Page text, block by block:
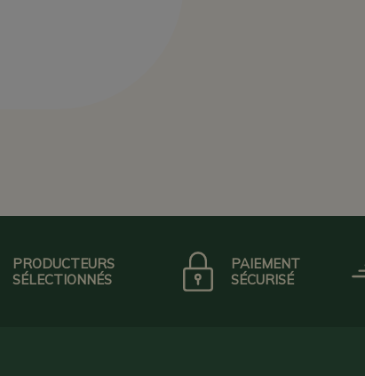
PRODUCTEURS
SÉLECTIONNÉS
PAIEMENT
SÉCURISÉ